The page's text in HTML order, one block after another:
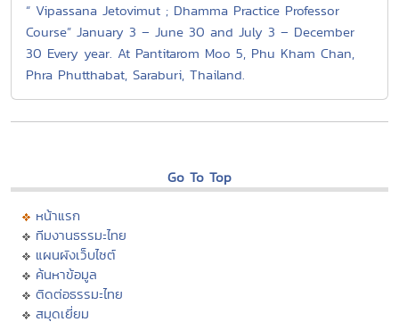
“ Vipassana Jetovimut ; Dhamma Practice Professor
Course” January 3 – June 30 and July 3 – December
30 Every year. At Pantitarom Moo 5, Phu Kham Chan,
Phra Phutthabat, Saraburi, Thailand.
Go To Top
หน้าแรก
ทีมงานธรรมะไทย
แผนผังเว็บไซต์
ค้นหาข้อมูล
ติดต่อธรรมะไทย
สมุดเยี่ยม